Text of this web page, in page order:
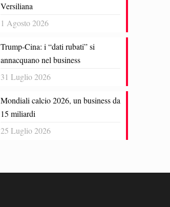
Versiliana
1 Agosto 2026
Trump-Cina: i “dati rubati” si
annacquano nel business
31 Luglio 2026
Mondiali calcio 2026, un business da
15 miliardi
25 Luglio 2026